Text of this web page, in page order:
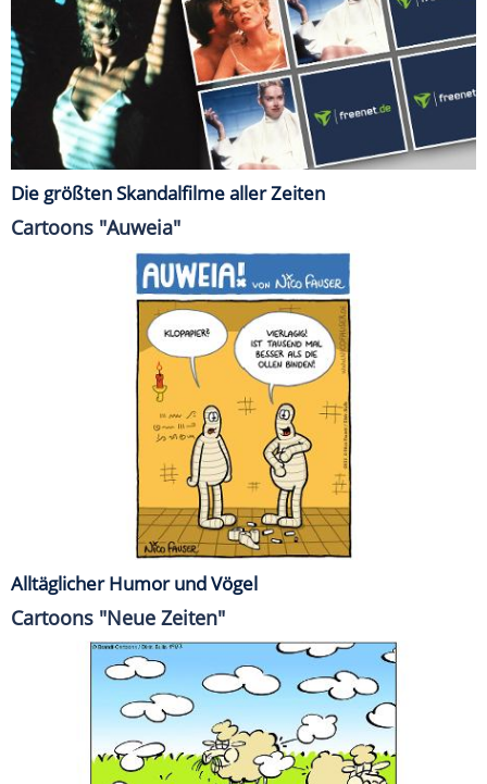
Die größten Skandalfilme aller Zeiten
Cartoons "Auweia"
Alltäglicher Humor und Vögel
Cartoons "Neue Zeiten"